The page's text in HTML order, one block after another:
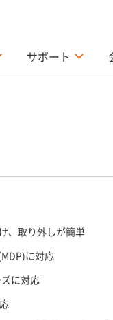
サポート
、取り外しが簡単
に対応
ズに対応